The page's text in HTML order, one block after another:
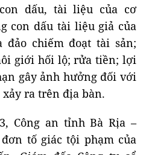
dấu, tài liệu của cơ
con dấu tài liệu giả của
đảo chiếm đoạt tài sản;
giới hối lộ; rửa tiền; lợi
gây ảnh hưởng đối với
ra trên địa bàn.
Công an tỉnh Bà Rịa –
tố giác tội phạm của